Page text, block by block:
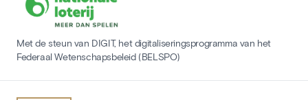
Met de steun van DIGIT, het digitaliseringsprogramma van het
Federaal Wetenschapsbeleid (BELSPO)